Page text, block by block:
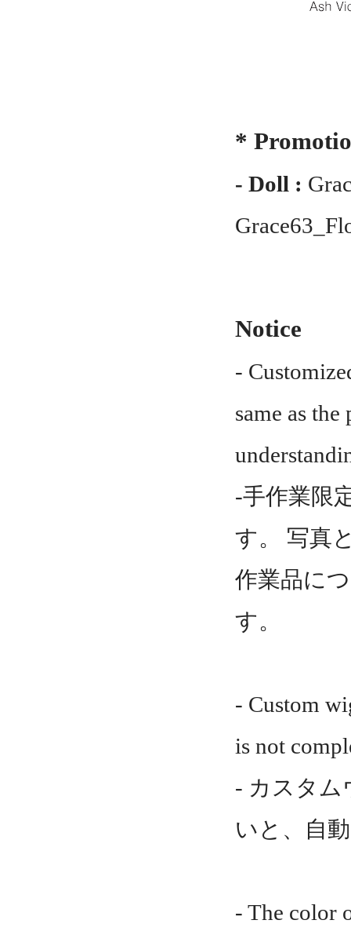
*
- Doll :
Notice
-
same as
-手作業限
す。 写真
作業品に
す。
- Custom
is not
- カスタム
いと、自
- The color